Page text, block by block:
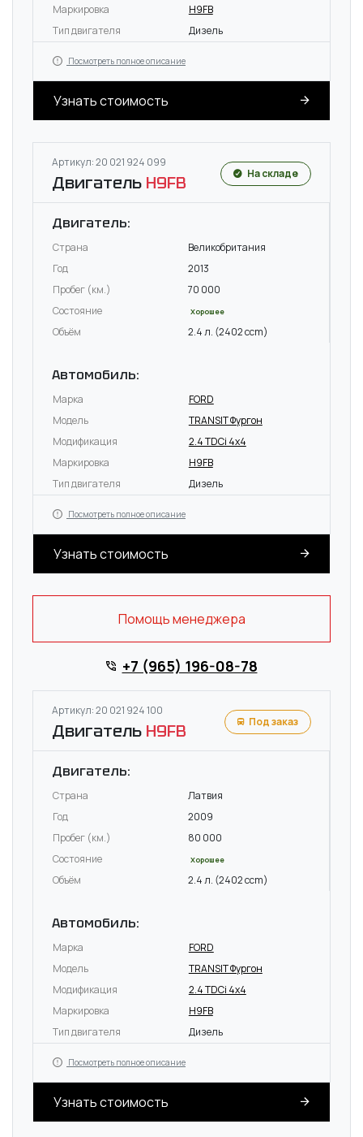
Маркировка
H9FB
Тип двигателя
Дизель
Посмотреть полное описание
Узнать стоимость
Артикул: 20 021 924 099
Двигатель H9FB На складе
Двигатель:
Страна
Великобритания
Год
2013
Пробег (км.)
70 000
Состояние
Хорошее
Объём 2.4 л. (2402 ccm)
Автомобиль:
Марка
FORD
Модель
TRANSIT Фургон
Модификация
2.4 TDCi 4x4
Маркировка
H9FB
Тип двигателя
Дизель
Посмотреть полное описание
Узнать стоимость
Помощь менеджера
+7 (965) 196-08-78
Артикул: 20 021 924 100
Двигатель H9FB Под заказ
Двигатель:
Страна
Латвия
Год
2009
Пробег (км.)
80 000
Состояние
Хорошее
Объём 2.4 л. (2402 ccm)
Автомобиль:
Марка
FORD
Модель
TRANSIT Фургон
Модификация
2.4 TDCi 4x4
Маркировка
H9FB
Тип двигателя
Дизель
Посмотреть полное описание
Узнать стоимость